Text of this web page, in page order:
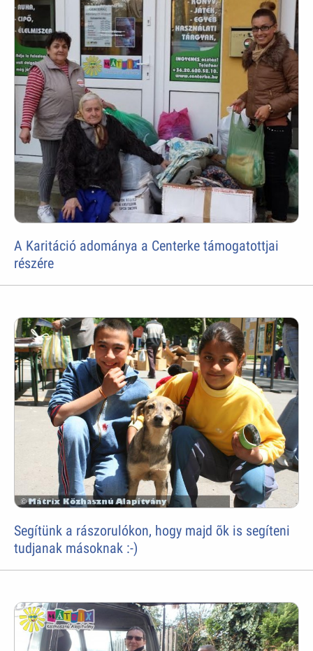
A Karitáció adománya a Centerke támogatottjai
részére
Segítünk a rászorulókon, hogy majd õk is segíteni
tudjanak másoknak :-)